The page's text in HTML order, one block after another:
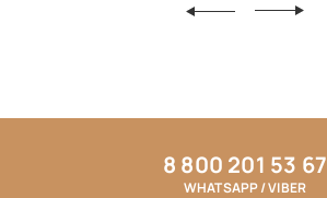
8 800 201 53 67
WHATSAPP / VIBER